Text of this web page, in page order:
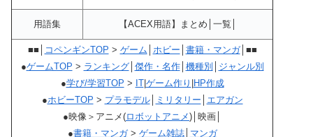
用語集 【ACEX用語】まとめ│一覧│
■■│ コペンギンTOP > ゲーム ホビー 書籍・マンガ│■■
●ゲームTOP > ランキング│ 傑作・名作│ 機種別
ジャンル別
●学び/学習TOP > IT|ゲーム作り |HP作成
●ホビーTOP > プラモデル│ ミリタリー
エアガン
●映像＞アニメ(ロボットアニメ)│映画│
●書籍・マンガ> ゲーム雑誌│ マンガ